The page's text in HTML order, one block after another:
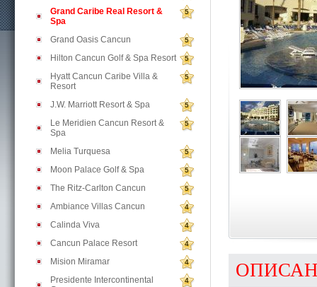
Grand Caribe Real Resort &
Spa
5
Grand Oasis Cancun 5
Hilton Cancun Golf & Spa Resort 5
Hyatt Cancun Caribe Villa &
Resort
5
J.W. Marriott Resort & Spa 5
Le Meridien Cancun Resort &
Spa
5
Melia Turquesa 5
Moon Palace Golf & Spa 5
The Ritz-Carlton Cancun 5
Ambiance Villas Cancun 4
Calinda Viva 4
Cancun Palace Resort 4
Mision Miramar 4
Presidente Intercontinental
4